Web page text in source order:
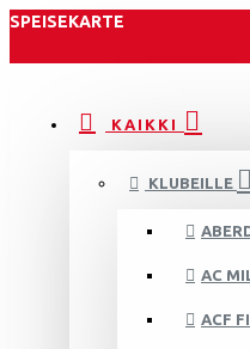
SPEISEKARTE
KAIKKI
KLUBEILLE
AC
ACF